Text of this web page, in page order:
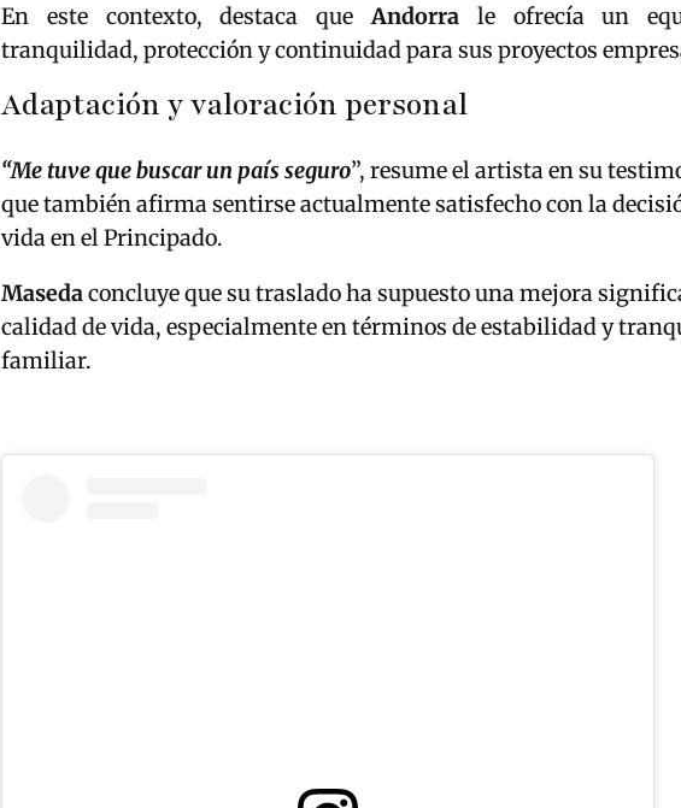
En este contexto, destaca queAndorra le ofrecía un
tranquilidad, protección y continuidad para sus proyectos
Adaptación y valoración personal
“Me tuve que buscar un país seguro”, resume el artista en su
que también afirma sentirse actualmente satisfecho con la
vida en el Principado.
Masedaconcluye que su traslado ha supuesto una mejora
calidad de vida, especialmente en términos de estabilidad y
familiar.